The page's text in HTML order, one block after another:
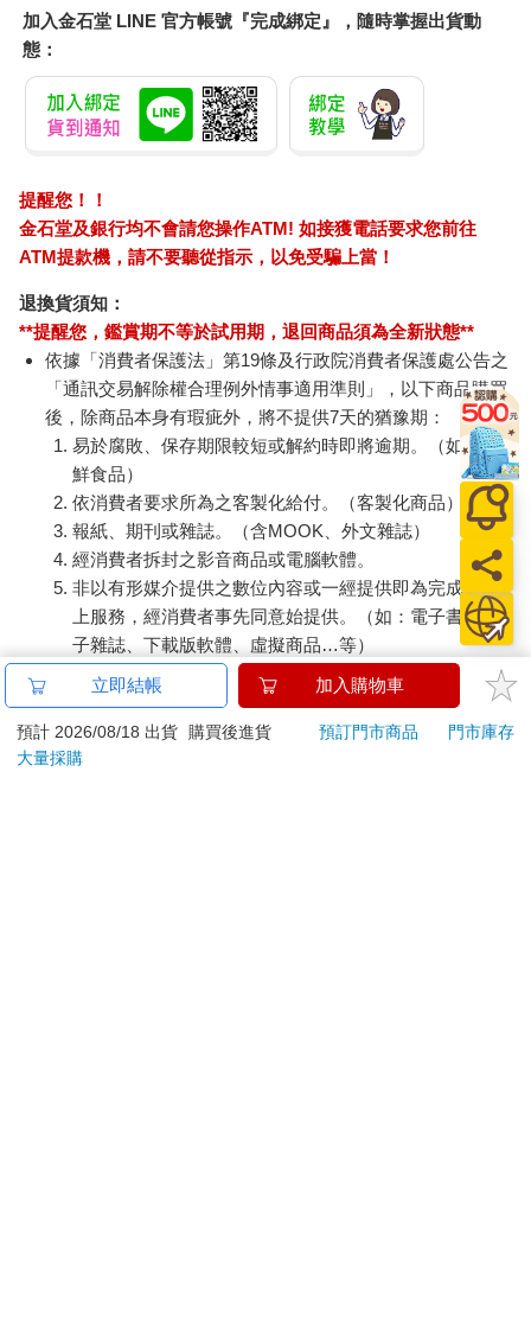
上保留了做為臥室的「盒子間」）「天花板……」他繼續寫道：
「透過對水平的灰泥板子進行下調的反覆方式將其控制在窗子之
上，並和房間的天花板漆成一種顏色」，這具有突出親密感和完
整性的效果，房間中窗子和門楣處綿延不斷的裝飾線將所有因素
聯繫在一起，更加強了親密感和整體性。充實感和留白感、垂直
因素和水準因素都在這種整體性設計中得到體現，這其中也包括
萊特以草原風格設計一百五十多處結構迥異的建築。他的作品從
不缺少客戶，因為它們獲得的評價都很高，銷路也很好；他總是
受邀演講或寫文章，並且還逐漸確立了國際性的聲望。但是在一
九○九年九月，萊特的生活和事業卻急轉直下。一九○四年，他在
伊利諾州橡樹園為愛德溫．H（Edwin H）和梅瑪．布斯威克．錢
尼（Mamah Borthwick Cheney）設計了一處房屋，萊特從一八八
九年起一直和妻子凱薩琳居住在該地─他們就是於當年步入結婚
殿堂。這四個人成了朋友，當地的人都知道他們不分彼此，是一
個融洽的四人組合。錢尼一家有四個孩子，而萊特家有六個孩
子。但是在一九○九年九月，萊特和布斯威克偷偷在紐約見面，並
轉往柏林，這個變故對少數人之外的所有人來說都是既突然又毫
無徵兆的，他們讓自己的朋友、橡樹園，還有整個建築世界都為
之震驚。就是這時出了大亂。
一九一○年十一月，明尼阿波利斯的一家名為《西部建築師》的雜
誌發表了一篇評論文章，其中描述了業界的反應，也反映了公眾
的意見。該文章指出，當類似事件發生時，「美國和外國的建築
師們……有權將這種灰暗的陰謀稱為『氣質問題』。（但是）如
果我們率直而恰當地看待這件事，這種能夠讓一個男人帶著他人
的妻子穿梭於歐洲首都城市間的氣質只能被認為是對道德缺失的
所謂的氣質問題就是道德敗壞的另一種說法。」怪不得萊特會於
加入金石堂 LINE 官方帳號『完成綁定』，隨時掌握出貨動
態：
提醒您！！
金石堂及銀行均不會請您操作ATM! 如接獲電話要求您前往
ATM提款機，請不要聽從指示，以免受騙上當！
退換貨須知：
**提醒您，鑑賞期不等於試用期，退回商品須為全新狀態**
依據「消費者保護法」第19條及行政院消費者保護處公告之
「通訊交易解除權合理例外情事適用準則」，以下商品購買
後，除商品本身有瑕疵外，將不提供7天的猶豫期：
易於腐敗、保存期限較短或解約時即將逾期。（如：生
鮮食品）
依消費者要求所為之客製化給付。（客製化商品）
報紙、期刊或雜誌。（含MOOK、外文雜誌）
經消費者拆封之影音商品或電腦軟體。
非以有形媒介提供之數位內容或一經提供即為完成之線
上服務，經消費者事先同意始提供。（如：電子書、電
子雜誌、下載版軟體、虛擬商品…等）
已拆封之個人衛生用品。（如：內衣褲、刮鬍刀、除毛
若非上列種類商品，均享有到貨7天的猶豫期（含例假
日）。
立即結帳 加入購物車
預計 2026/08/18 出貨 購買後進貨 預訂門市商品
門市庫存
大量採購